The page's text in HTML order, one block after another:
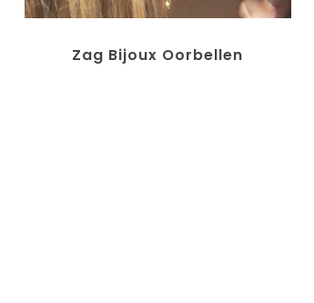
Zag Bijoux Oorbellen